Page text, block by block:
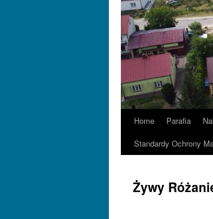
Home Parafia
Standardy Ochrony
Żywy